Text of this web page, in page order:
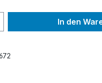
Gib denIn den